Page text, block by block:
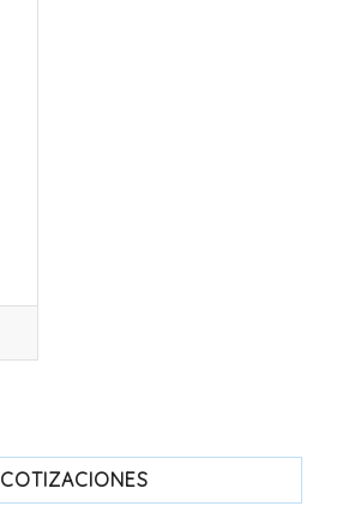
COTIZACIONES